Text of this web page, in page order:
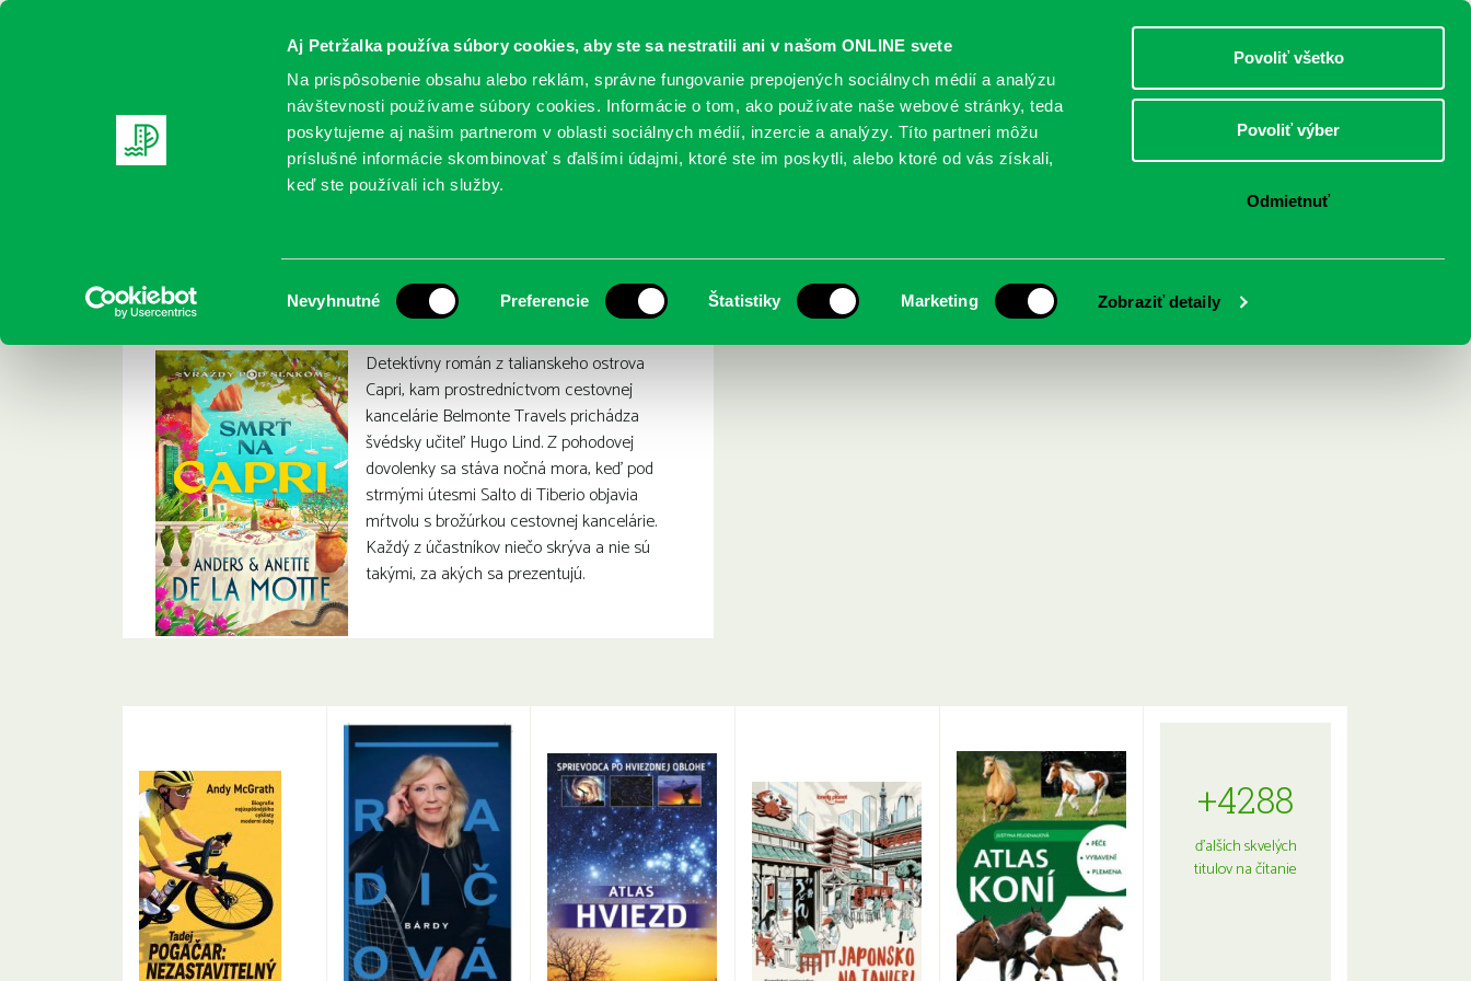
Aj Petržalka používa súbory cookies, aby ste sa nestratili ani v našom ONLINE svete
Na prispôsobenie obsahu alebo reklám, správne fungovanie prepojených sociálnych médií a analýzu
návštevnosti používame súbory cookies. Informácie o tom, ako používate naše webové stránky, teda
poskytujeme aj našim partnerom v oblasti sociálnych médií, inzercie a analýzy. Títo partneri môžu
príslušné informácie skombinovať s ďalšími údajmi, ktoré ste im poskytli, alebo ktoré od vás získali,
keď ste používali ich služby.
súhlasu
Nevyhnutné Preferencie Štatistiky Marketing Zobraziť detaily
Povoliť všetko
Povoliť výber
Odmietnuť
DOSPELÍ
REGISTRUJTE SA ONLINE KATALÓGY SLUŽBY PODUJATIA POBOČKY O KNIŽNICI
De La Motte, Anders:Smrť na Capri : vraždy pod slnkom
Detektívny román z talianskeho ostrova
Capri, kam prostredníctvom cestovnej
kancelárie Belmonte Travels prichádza
švédsky učiteľ Hugo Lind. Z pohodovej
dovolenky sa stáva nočná mora, keď pod
strmými útesmi Salto di Tiberio objavia
mŕtvolu s brožúrkou cestovnej kancelárie.
Každý z účastníkov niečo skrýva a nie sú
takými, za akých sa prezentujú.
+4288
ďalších skvelých
titulov na čítanie